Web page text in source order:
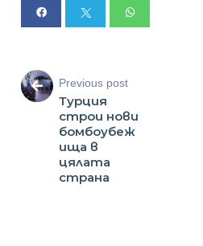
Previous post
Турция
строи нови
бомбоубеж
ища в
цялата
страна